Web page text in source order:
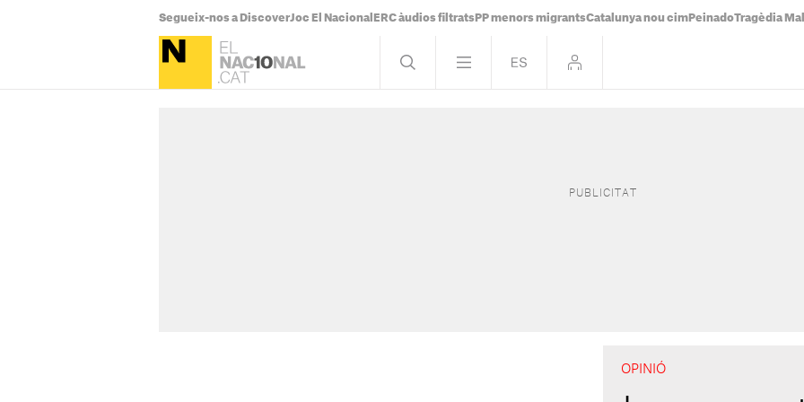
Segueix-nos a DiscoverJoc El Nacional ERC àudios filtrats PP menors migrantsCatalunya nou cim PeinadoTragèdia
OPINIÓ